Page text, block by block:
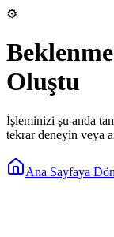
⚙️
Oluştu
İşleminizi şu anda
tekrar deneyin veya
Ana Sayfaya Dön